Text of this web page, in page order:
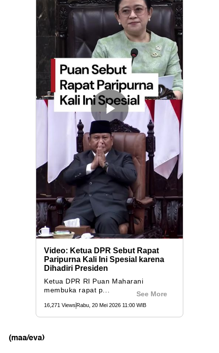
(maa/eva)